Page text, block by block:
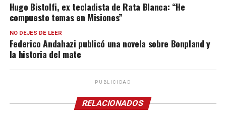
Hugo Bistolfi, ex tecladista de Rata Blanca: “He
compuesto temas en Misiones”
NO DEJES DE LEER
Federico Andahazi publicó una novela sobre Bonpland y
la historia del mate
PUBLICIDAD
RELACIONADOS